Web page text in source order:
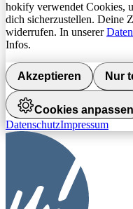
hokify verwendet Cookies,
dich sicherzustellen. Deine
widerrufen. In unserer
Infos.
Akzeptieren Nur
Cookies anpassen
DatenschutzImpressum